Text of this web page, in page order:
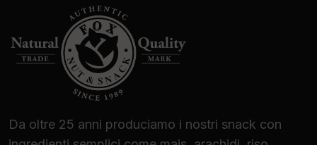
scoprire il piacere inimitabile dei pistacchi,
provali subito!
Da oltre 25 anni produciamo i nostri snack con